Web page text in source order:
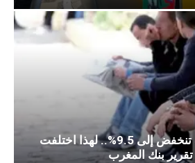
البطالة في المغرب تنخفض إلى 9.5%.. لهذا اختلفت
تقرير بنك المغرب